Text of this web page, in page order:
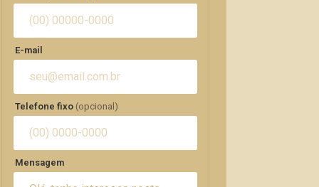
E-mail
Telefone fixo (opcional)
Mensagem